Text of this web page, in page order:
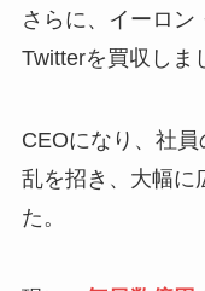
さらに、イーロン
Twitterを買収しま
CEOになり、社
乱を招き、大幅に
た。